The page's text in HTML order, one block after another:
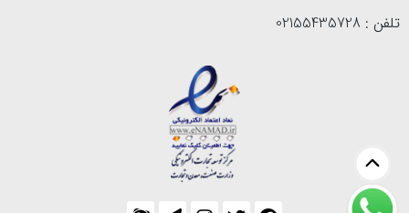
تلفن : 02155435728